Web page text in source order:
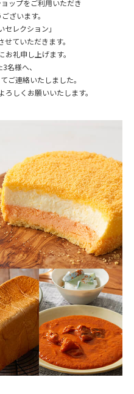
ップをご利用いただき
ざいます。
セレクション」
ていただきます。
礼申し上げます。
名様へ、
ご連絡いたしました。
しくお願いいたします。